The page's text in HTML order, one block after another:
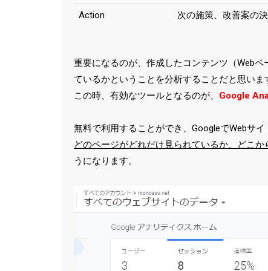
Action 次の施策、改善案の
重要になるのが、作成したコンテンツ（Web
ているかということを分析することだと思いま
この時、有効なツールとなるのが、 Google
無料で利用することができ、GoogleでWebサ
どのページがどれだけ見られているか、どこ
うになります。